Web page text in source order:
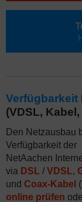
Verfügbarkeit
(VDSL,
Den Netzausbau
Verfügbarkeit der
NetAachen
via DSL / VDSL,
und Coax-Kabel
online prüfen